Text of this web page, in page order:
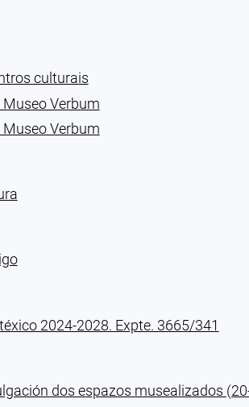
culturais
Verbum
Verbum
2024-2028. Expte. 3665/341
dos espazos musealizados